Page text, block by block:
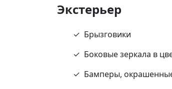
Экстерьер
Брызговики
Боковые зеркала в
Бамперы,